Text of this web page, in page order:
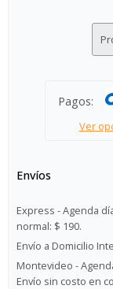
Pagos:
Ver
Envíos
Express - Agenda
normal: $ 190.
Envío a Domicilio
Montevideo -
Envío sin costo en